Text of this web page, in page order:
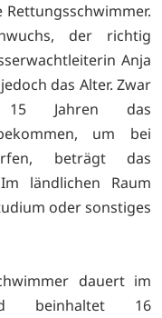
der richtig
Anja
das Alter. Zwar
Jahren das
um bei
beträgt das
ländlichen Raum
oder sonstiges
dauert im
beinhaltet 16